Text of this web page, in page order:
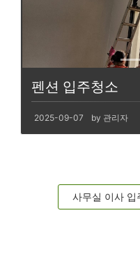
펜션 입주청소
2025-09-07 by 관리자
사무실 이사 입